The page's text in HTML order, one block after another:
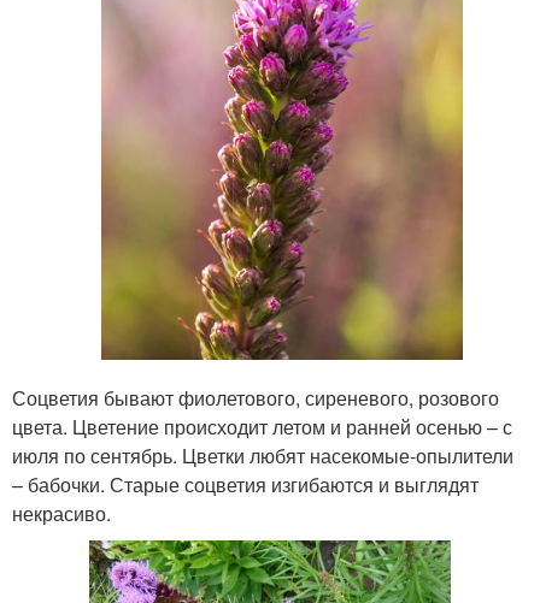
Соцветия бывают фиолетового, сиреневого, розового
цвета. Цветение происходит летом и ранней осенью – с
июля по сентябрь. Цветки любят насекомые-опылители
– бабочки. Старые соцветия изгибаются и выглядят
некрасиво.